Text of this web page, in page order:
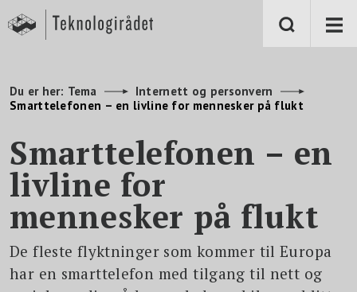
Du er her: Tema
Internett og personvern
Smarttelefonen – en livline for mennesker på flukt
Smarttelefonen – en
livline for
mennesker på flukt
De fleste flyktninger som kommer til Europa
har en smarttelefon med tilgang til nett og